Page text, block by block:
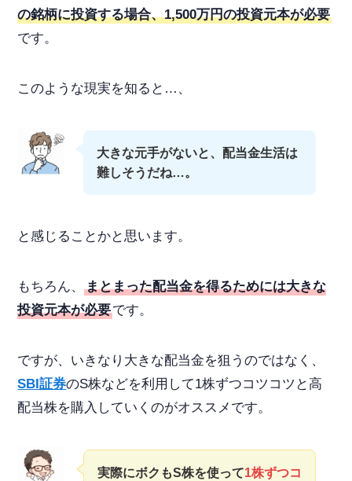
の銘柄に投資する場合、1,500万円の投資元本が必要
です。
このような現実を知ると…、
大きな元手がないと、配当金生活は
難しそうだね…。
と感じることかと思います。
もちろん、まとまった配当金を得るためには大きな
投資元本が必要です。
ですが、いきなり大きな配当金を狙うのではなく、
SBI証券のS株などを利用して1株ずつコツコツ と高
配当株を購入していくのがオススメです。
実際にボクもS株を使って1株ずつコ